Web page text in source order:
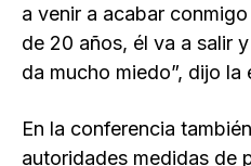
a venir a acabar
de 20 años, él va a salir
da mucho miedo”, dijo la
En la conferencia
autoridades medidas de